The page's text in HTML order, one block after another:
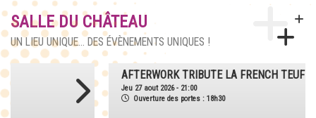
SALLE DU CHÂTEAU
UN LIEU UNIQUE... DES ÉVÈNEMENTS UNIQUES !
AFTERWORK TRIBUTE LA FRENCH TEUF
Jeu 27 aout 2026 - 21:00
Ouverture des portes : 18h30